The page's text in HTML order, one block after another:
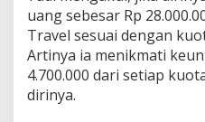
uang sebesar Rp
Travel sesuai dengan
Artinya ia menikmati
4.700.000 dari setiap
dirinya.